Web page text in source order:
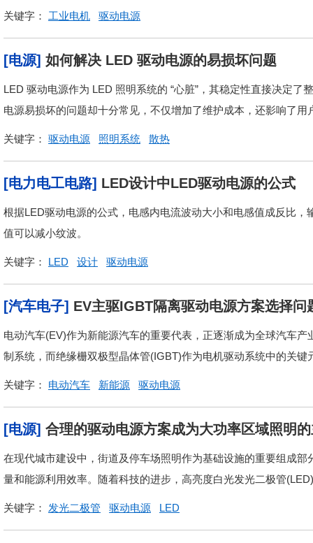
关键字： 工业电机 驱动电源
[电源] 如何解决 LED 驱动电源的易损坏问题
LED 驱动电源作为 LED 照明系统的 “心脏”，其稳定性直接决定
电源易损坏的问题却十分常见，不仅增加了维护成本，还影响了
关键字： 驱动电源 照明系统 散热
[电力电工电路] LED设计中LED驱动电源的公式
根据LED驱动电源的公式，电感内电流波动大小和电感值成反比
值可以减小纹波。
关键字： LED 设计 驱动电源
[汽车电子] EV主驱IGBT隔离驱动电源方案选择问
电动汽车(EV)作为新能源汽车的重要代表，正逐渐成为全球汽车
制系统，而绝缘栅双极型晶体管(IGBT)作为电机驱动系统中的关
关键字： 电动汽车 新能源 驱动电源
[电源] 合理的驱动电源方案成为大功率区域照明
在现代城市建设中，街道及停车场照明作为基础设施的重要组成
量和能源利用效率。随着科技的进步，高亮度白光发光二极管
关键字： 发光二极管 驱动电源 LED